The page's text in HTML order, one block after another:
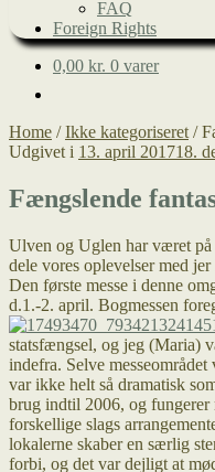
FAQ
Foreign Rights
0,00 kr. 0 varer
Home /Ikke kategoriseret /
Udgivet i 13. april 201718.
Fængslende
Ulven og Uglen har været
dele vores oplevelser med jer
Den første messe i denne
d.1.-2. april. Bogmessen
statsfængsel, og jeg (Maria)
indefra. Selve messeområdet
var ikke helt så dramatisk
brug indtil 2006, og fungerer
forskellige slags
lokalerne skaber en særlig
forbi, og det var dejligt at